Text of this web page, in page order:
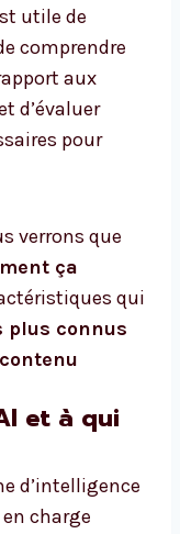
utile de
comprendre
aux
d’évaluer
pour
verrons que
ça
qui
plus connus
et à qui
d’intelligence
charge